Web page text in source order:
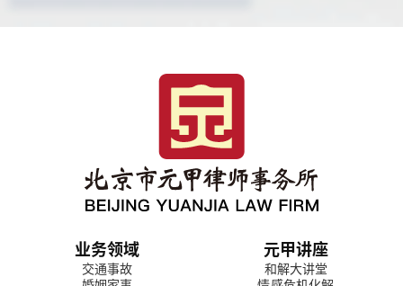
业务领域
交通事故
元甲讲座
和解大讲堂